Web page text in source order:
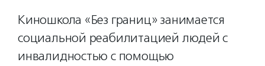
Киношкола «Без границ» занимается
социальной реабилитацией людей с
инвалидностью с помощью